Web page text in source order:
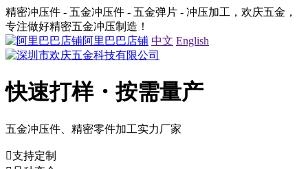
精密冲压件 - 五金冲压件 - 五金弹片 - 冲压加工，欢庆五金，
专注做好精密五金冲压制造！
阿里巴巴店铺 中文 English
快速打样・按需量产
五金冲压件、精密零件加工实力厂家
支持定制